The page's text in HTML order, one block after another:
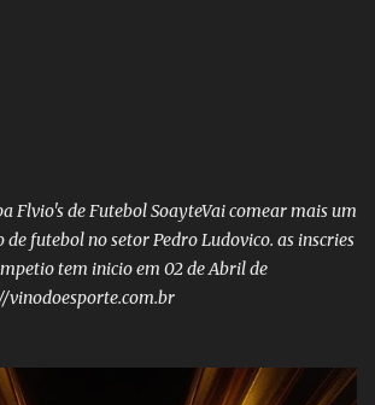
Flvio's de Futebol SoayteVai comear mais um
futebol no setor Pedro Ludovico. as inscries
tem inicio em 02 de Abril de
vinodoesporte.com.br